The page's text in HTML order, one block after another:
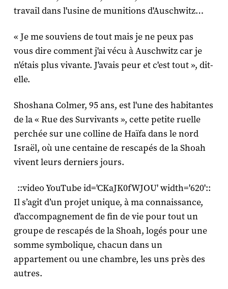
travail dans l'usine de munitions d'Auschwitz…
« Je me souviens de tout mais je ne peux pas
vous dire comment j'ai vécu à Auschwitz car je
n'étais plus vivante. J'avais peur et c'est tout », dit-
elle.
Shoshana Colmer, 95 ans, est l'une des habitantes
de la « Rue des Survivants », cette petite ruelle
perchée sur une colline de Haïfa dans le nord
Israël, où une centaine de rescapés de la Shoah
vivent leurs derniers jours.
::video YouTube id='CKaJK0fWJOU' width='620'::
Il s’agit d’un projet unique, à ma connaissance,
d'accompagnement de fin de vie pour tout un
groupe de rescapés de la Shoah, logés pour une
somme symbolique, chacun dans un
appartement ou une chambre, les uns près des
autres.